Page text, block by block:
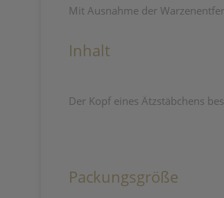
Mit Ausnahme der
Inhalt
Der Kopf eines Ätzstäbchens
Packungsgröße